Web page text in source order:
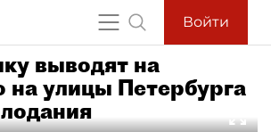
Войти
выводят на
на улицы Петербурга